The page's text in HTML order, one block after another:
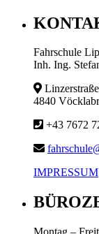
Fahrschule
Inh. Ing.
4840
+43 7672
IMPRESSUM